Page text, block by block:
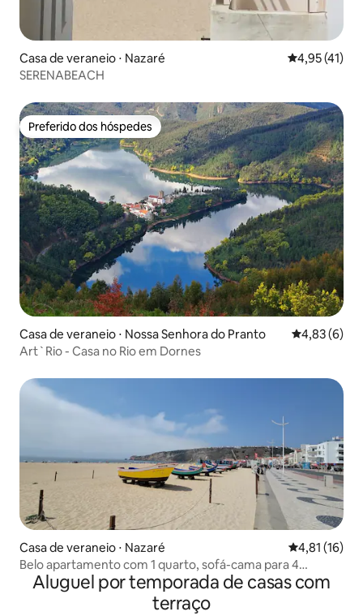
Casa de veraneio ⋅ Nazaré 4,95 de uma
4,95 (41)
SERENABEACH
Preferido dos hóspedes
Preferido dos hóspedes
Casa de veraneio ⋅ Nossa Senhora do Pranto 4,83 de uma
4,83 (6)
Art`Rio - Casa no Rio em Dornes
Casa de veraneio ⋅ Nazaré 4,81 de uma
4,81 (16)
Belo apartamento com 1 quarto, sofá-cama para 4
pessoas, ADA com elevador
Aluguel por temporada de casas com
terraço